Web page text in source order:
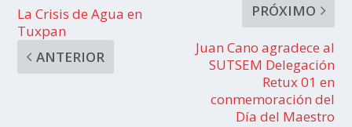
La Crisis de Agua en
Tuxpan
ANTERIOR
PRÓXIMO
Juan Cano agradece al
SUTSEM Delegación
Retux 01 en
conmemoración del
Día del Maestro